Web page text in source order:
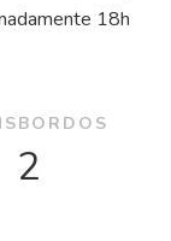
18h
2